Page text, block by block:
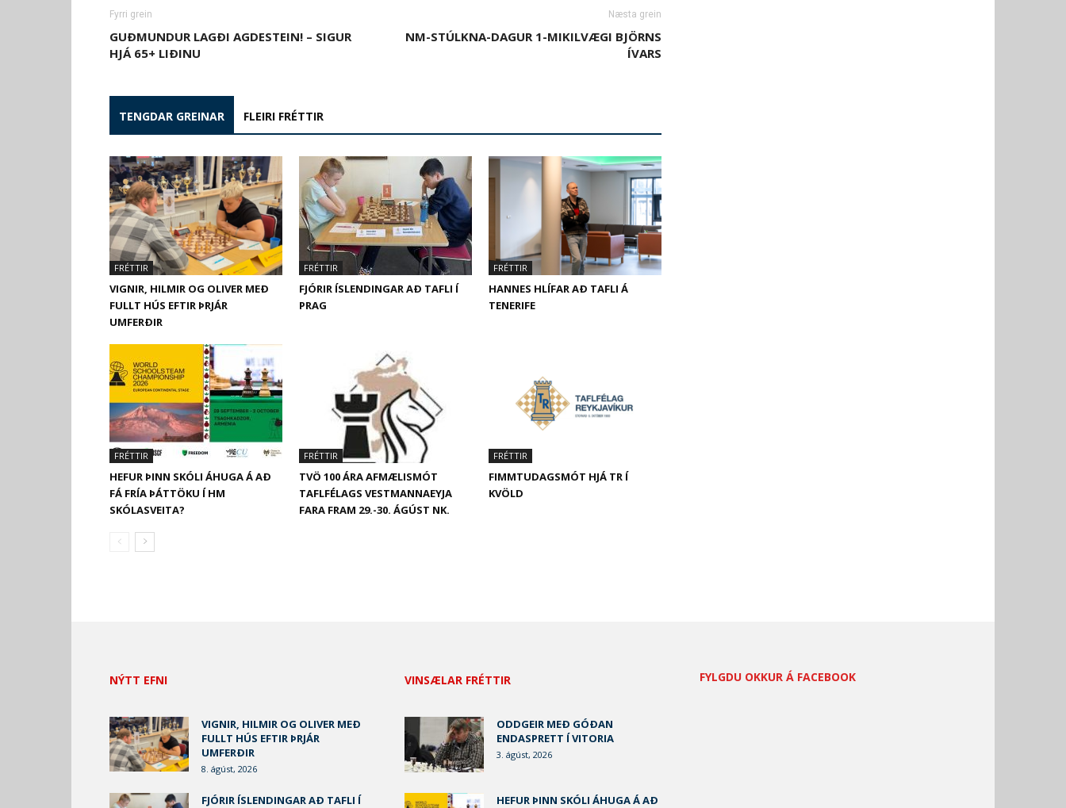
Fyrri grein
GUÐMUNDUR LAGÐI AGDESTEIN! – SIGUR
HJÁ 65+ LIÐINU
Næsta grein
NM-STÚLKNA-DAGUR 1-MIKILVÆGI BJÖRNS
ÍVARS
TENGDAR GREINAR FLEIRI FRÉTTIR
FRÉTTIR
VIGNIR, HILMIR OG OLIVER MEÐ
FULLT HÚS EFTIR ÞRJÁR
UMFERÐIR
FRÉTTIR
FJÓRIR ÍSLENDINGAR AÐ TAFLI Í
PRAG
FRÉTTIR
HANNES HLÍFAR AÐ TAFLI Á
TENERIFE
FRÉTTIR
HEFUR ÞINN SKÓLI ÁHUGA Á AÐ
FÁ FRÍA ÞÁTTÖKU Í HM
SKÓLASVEITA?
FRÉTTIR
TVÖ 100 ÁRA AFMÆLISMÓT
TAFLFÉLAGS VESTMANNAEYJA
FARA FRAM 29.-30. ÁGÚST NK.
FRÉTTIR
FIMMTUDAGSMÓT HJÁ TR Í
KVÖLD
NÝTT EFNI
VIGNIR, HILMIR OG OLIVER MEÐ
FULLT HÚS EFTIR ÞRJÁR
UMFERÐIR
8. ágúst, 2026
FJÓRIR ÍSLENDINGAR AÐ TAFLI Í
VINSÆLAR FRÉTTIR
ODDGEIR MEÐ GÓÐAN
ENDASPRETT Í VITORIA
3. ágúst, 2026
HEFUR ÞINN SKÓLI ÁHUGA Á AÐ
FYLGDU OKKUR Á FACEBOOK